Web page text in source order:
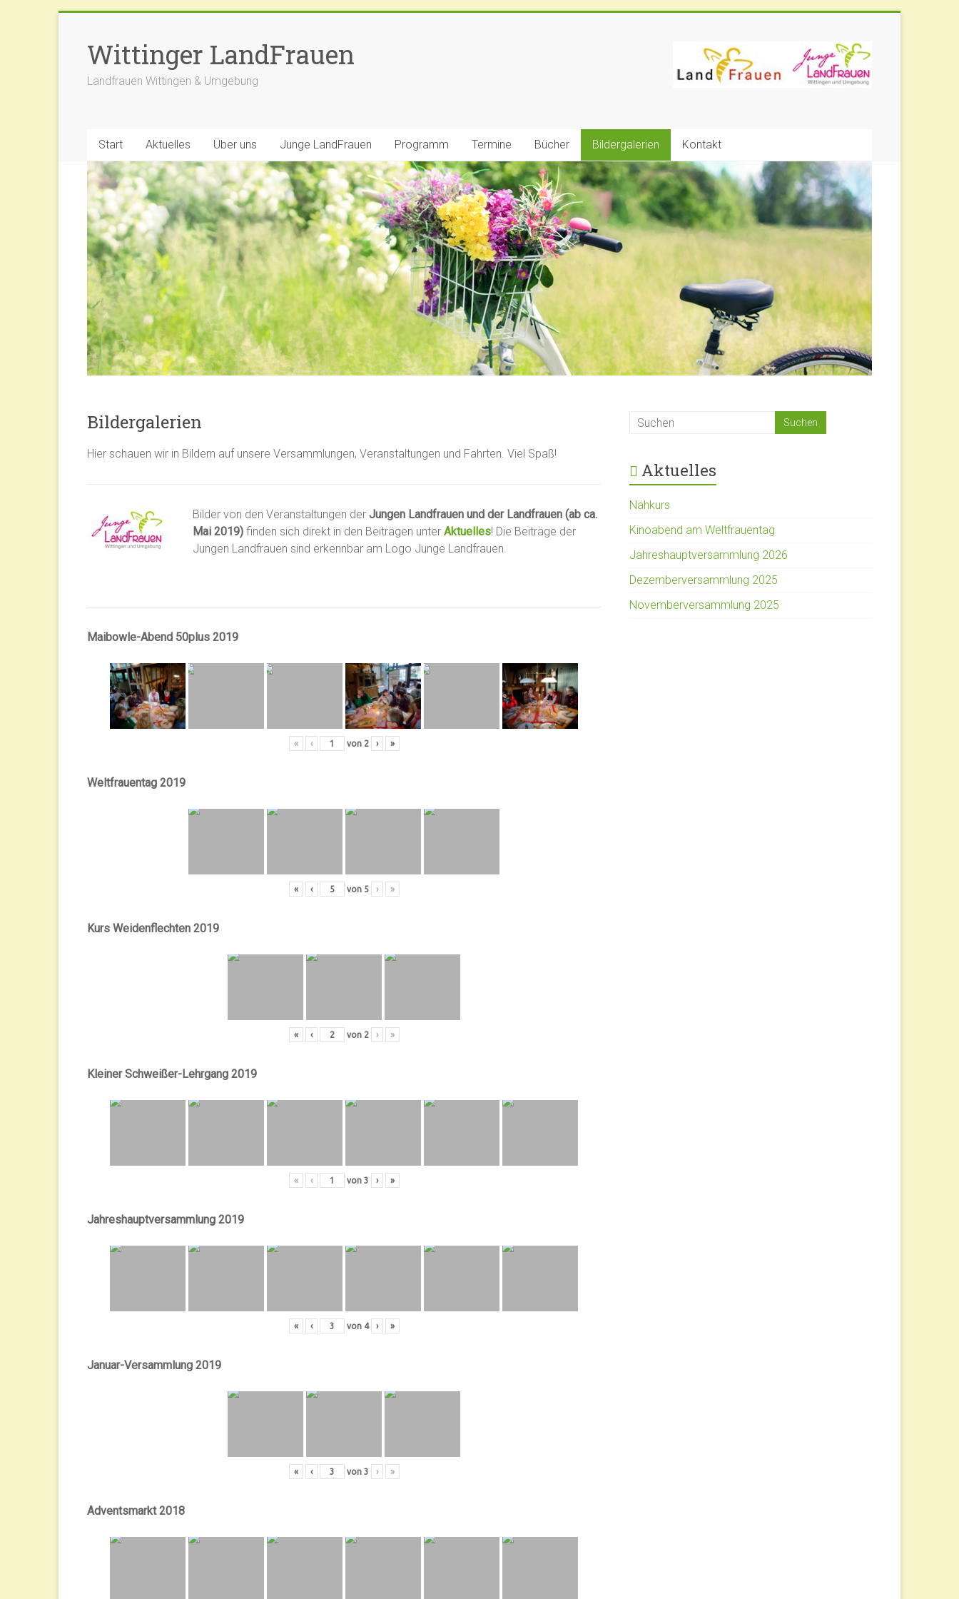
springenWittinger LandFrauen
Landfrauen Wittingen & Umgebung
Start Aktuelles Über uns Junge LandFrauen Programm Termine Bücher Bildergalerien Kontakt
Bildergalerien
Hier schauen wir in Bildern auf unsere Versammlungen, Veranstaltungen und Fahrten. Viel Spaß!
Bilder von den Veranstaltungen der Jungen Landfrauen und der Landfrauen (ab ca.
Mai 2019) finden sich direkt in den Beiträgen unter Aktuelles! Die Beiträge der
Jungen Landfrauen sind erkennbar am Logo Junge Landfrauen.
Maibowle-Abend 50plus 2019
« ‹ von 2 › »
Weltfrauentag 2019
« ‹ von 5 › »
Kurs Weidenflechten 2019
« ‹ von 2 › »
Kleiner Schweißer-Lehrgang 2019
« ‹ von 3 › »
Jahreshauptversammlung 2019
« ‹ von 4 › »
Januar-Versammlung 2019
« ‹ von 3 › »
Adventsmarkt 2018
Aktuelles
Nähkurs
Kinoabend am Weltfrauentag
Jahreshauptversammlung 2026
Dezemberversammlung 2025
Novemberversammlung 2025